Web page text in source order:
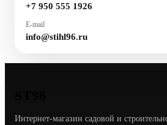
+7 950 555 1926
E-mail
info@stihl96.ru
Интернет-магазин садовой и